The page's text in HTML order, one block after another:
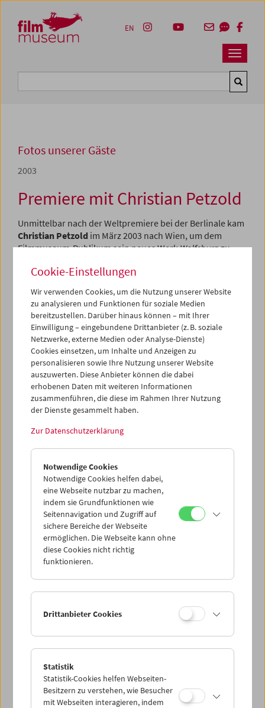
Zum Inhalt
Zum Hauptmenü
Zur Servicenavigation
Zum Suche
Navbar
EN
Fotos unserer Gäste
2003
Premiere mit Christian Petzold
Unmittelbar nach der Weltpremiere bei der Berlinale kam
Christian Petzold im März 2003 nach Wien, um dem
Filmmuseum-Publikum sein neues WerkWolfsburgzu
Jahr zuvor eine Gesamtretrospektive gewidmet hatte,
Filmmarathon - die raren Werke des B-Picture-Königs
Edgar G. Ulmer zu studieren, die ebenfalls im März zu
sehen waren.
ProgrammMärz 2003 - Premiere
< zurück zur Übersicht
Cookie-Einstellungen
Wir verwenden Cookies, um die Nutzung unserer Website
zu analysieren und Funktionen für soziale Medien
bereitzustellen. Darüber hinaus können – mit Ihrer
Einwilligung – eingebundene Drittanbieter (z. B. soziale
Netzwerke, externe Medien oder Analyse-Dienste)
Cookies einsetzen, um Inhalte und Anzeigen zu
personalisieren sowie Ihre Nutzung unserer Website
auszuwerten. Diese Anbieter können die dabei
erhobenen Daten mit weiteren Informationen
zusammenführen, die diese im Rahmen Ihrer Nutzung
der Dienste gesammelt haben.
Zur Datenschutzerklärung
Notwendige Cookies
Notwendige Cookies helfen dabei,
eine Webseite nutzbar zu machen,
indem sie Grundfunktionen wie
Seitennavigation und Zugriff auf
sichere Bereiche der Webseite
ermöglichen. Die Webseite kann ohne
diese Cookies nicht richtig
funktionieren.
Drittanbieter Cookies
Statistik
Statistik-Cookies helfen Webseiten-
Besitzern zu verstehen, wie Besucher
mit Webseiten interagieren, indem